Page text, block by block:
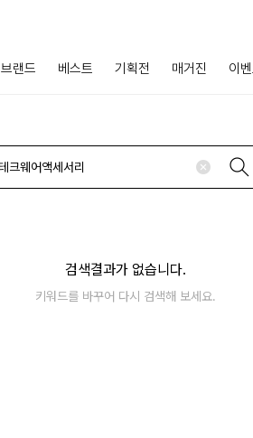
브랜드 베스트 기획전 매거진 이
검색결과가 없습니다.
키워드를 바꾸어 다시 검색해 보세요.